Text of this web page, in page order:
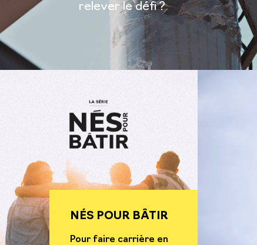
relever le défi ?
NÉS POUR BÂTIR
Pour faire carrière en